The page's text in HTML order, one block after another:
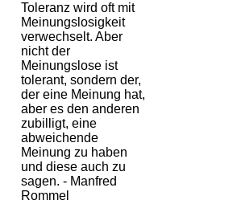
Toleranz wird oft mit
Meinungslosigkeit
verwechselt. Aber
nicht der
Meinungslose ist
tolerant, sondern der,
der eine Meinung hat,
aber es den anderen
zubilligt, eine
abweichende
Meinung zu haben
und diese auch zu
sagen. - Manfred
Rommel